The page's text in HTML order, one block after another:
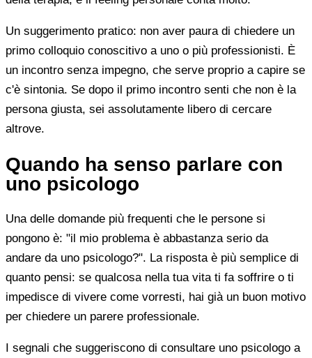
Un suggerimento pratico: non aver paura di chiedere un
primo colloquio conoscitivo a uno o più professionisti. È
un incontro senza impegno, che serve proprio a capire se
c'è sintonia. Se dopo il primo incontro senti che non è la
persona giusta, sei assolutamente libero di cercare
altrove.
Quando ha senso parlare con
uno psicologo
Una delle domande più frequenti che le persone si
pongono è: "il mio problema è abbastanza serio da
andare da uno psicologo?". La risposta è più semplice di
quanto pensi: se qualcosa nella tua vita ti fa soffrire o ti
impedisce di vivere come vorresti, hai già un buon motivo
per chiedere un parere professionale.
I segnali che suggeriscono di consultare uno psicologo a